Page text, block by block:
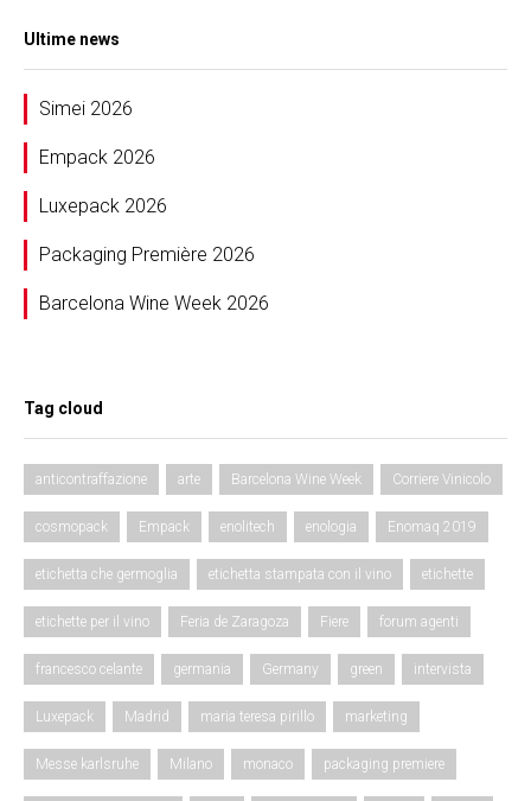
Ultime news
Simei 2026
Empack 2026
Luxepack 2026
Packaging Première 2026
Barcelona Wine Week 2026
Tag cloud
anticontraffazione arte Barcelona Wine Week Corriere Vinicolo
cosmopack Empack enolitech enologia Enomaq 2019
etichetta che germoglia etichetta stampata con il vino etichette
etichette per il vino Feria de Zaragoza Fiere forum agenti
francesco celante germania Germany green intervista
Luxepack Madrid maria teresa pirillo marketing
Messe karlsruhe Milano monaco packaging premiere